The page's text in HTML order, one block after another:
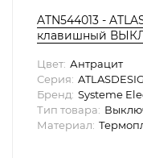
ATN544013 -
клавишный
Цвет: Антрацит
Серия:
Бренд: Systeme
Тип товара:
Материал: